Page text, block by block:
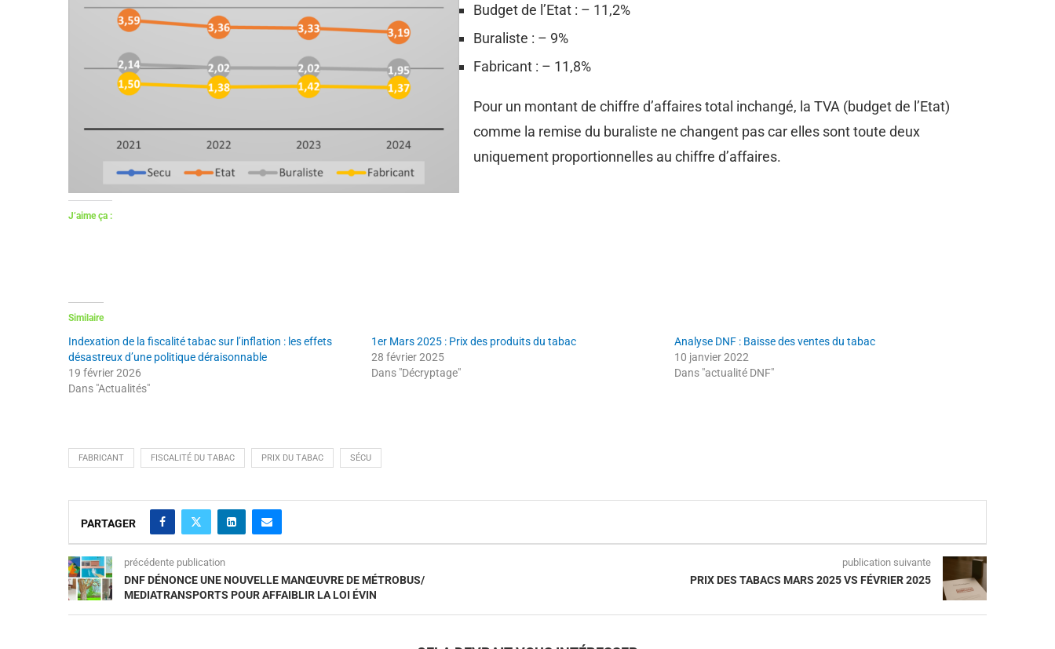
Budget de l’Etat : – 11,2%
Buraliste : – 9%
Fabricant : – 11,8%
Pour un montant de chiffre d’affaires total inchangé, la TVA (budget de l’Etat)
comme la remise du buraliste ne changent pas car elles sont toute deux
uniquement proportionnelles au chiffre d’affaires.
J’aime ça :
Similaire
Indexation de la fiscalité tabac sur l’inflation : les effets
désastreux d’une politique déraisonnable
19 février 2026
Dans "Actualités"
1er Mars 2025 : Prix des produits du tabac
28 février 2025
Dans "Décryptage"
Analyse DNF : Baisse des ventes du tabac
10 janvier 2022
Dans "actualité DNF"
FABRICANT FISCALITÉ DU TABAC PRIX DU TABAC SÉCU
PARTAGER
précédente publication
DNF DÉNONCE UNE NOUVELLE MANŒUVRE DE MÉTROBUS/
MEDIATRANSPORTS POUR AFFAIBLIR LA LOI ÉVIN
publication suivante
PRIX DES TABACS MARS 2025 VS FÉVRIER 2025